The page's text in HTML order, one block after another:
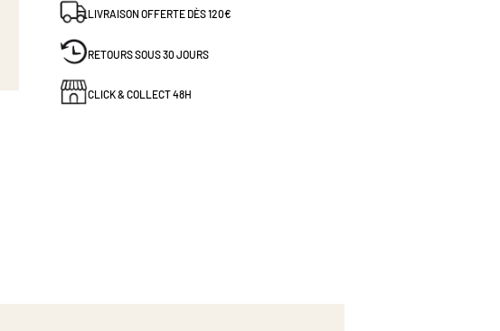
LIVRAISON OFFERTE DÈS 120€
RETOURS SOUS 30 JOURS
CLICK & COLLECT 48H